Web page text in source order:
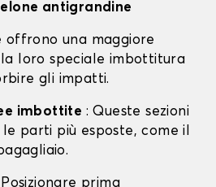
antigrandine
offrono una maggiore
loro speciale imbottitura
gli impatti.
imbottite : Queste sezioni
parti più esposte, come il
prima